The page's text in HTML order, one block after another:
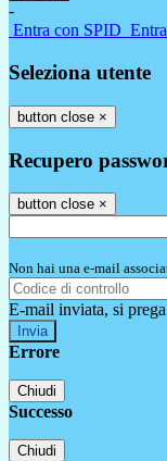
-
Entra con SPID
Seleziona utente
button close ×
Recupero
button close ×
Non hai una e-mail
E-mail inviata, si
Errore
Chiudi
Successo
Chiudi